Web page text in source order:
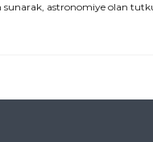
sunarak, astronomiye olan